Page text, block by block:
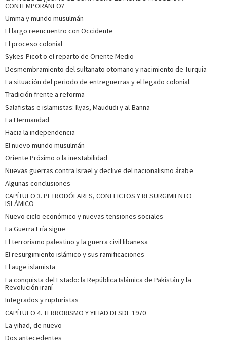
CONTEMPORÁNEO?
Umma y mundo musulmán
El largo reencuentro con Occidente
El proceso colonial
Sykes-Picot o el reparto de Oriente Medio
Desmembramiento del sultanato otomano y nacimiento de Turquía
La situación del periodo de entreguerras y el legado colonial
Tradición frente a reforma
Salafistas e islamistas: Ilyas, Maududi y al-Banna
La Hermandad
Hacia la independencia
El nuevo mundo musulmán
Oriente Próximo o la inestabilidad
Nuevas guerras contra Israel y declive del nacionalismo árabe
Algunas conclusiones
CAPÍTULO 3. PETRODÓLARES, CONFLICTOS Y RESURGIMIENTO
ISLÁMICO
Nuevo ciclo económico y nuevas tensiones sociales
La Guerra Fría sigue
El terrorismo palestino y la guerra civil libanesa
El resurgimiento islámico y sus ramificaciones
El auge islamista
La conquista del Estado: la República Islámica de Pakistán y la
Revolución iraní
Integrados y rupturistas
CAPÍTULO 4. TERRORISMO Y YIHAD DESDE 1970
La yihad, de nuevo
Dos antecedentes